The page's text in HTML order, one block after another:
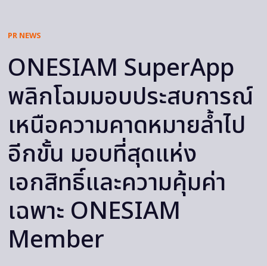
PR NEWS
ONESIAM SuperApp
พลิกโฉมมอบประสบการณ์
เหนือความคาดหมายล้ำไป
อีกขั้น มอบที่สุดแห่ง
เอกสิทธิ์และความคุ้มค่า
เฉพาะ ONESIAM
Member